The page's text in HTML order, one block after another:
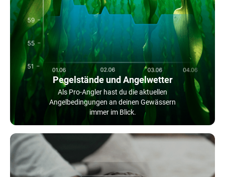
Pegelstände und Angelwetter
Als Pro-Angler hast du die aktuellen
Angelbedingungen an deinen Gewässern
immer im Blick.